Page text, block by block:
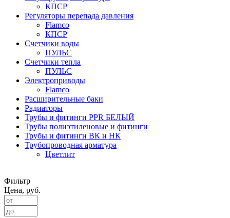
КПСР
Регуляторы перепада давления
Flamco
КПСР
Счетчики воды
ПУЛЬС
Счетчики тепла
ПУЛЬС
Электроприводы
Flamco
Расширительные баки
Радиаторы
Трубы и фитинги PPR БЕЛЫЙ
Трубы полиэтиленовые и фитинги
Трубы и фитинги ВК и НК
Трубопроводная арматура
Цветлит
Фильтр
Цена, руб.